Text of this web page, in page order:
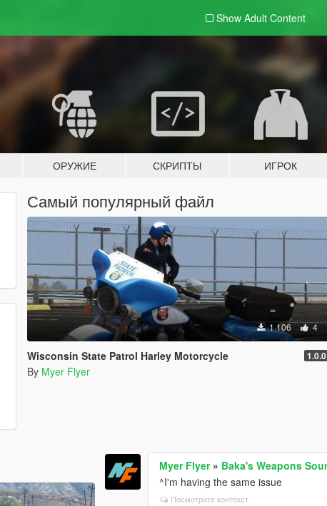
Show Adult Content
ОРУЖИЕ СКРИПТЫ ИГРОК
Самый популярный файл
1 106 4
Wisconsin State Patrol Harley Motorcycle 1.0.0
By Myer Flyer
Myer Flyer» Baka's Weapons
^I'm having the same issue
Посмотрите контекст